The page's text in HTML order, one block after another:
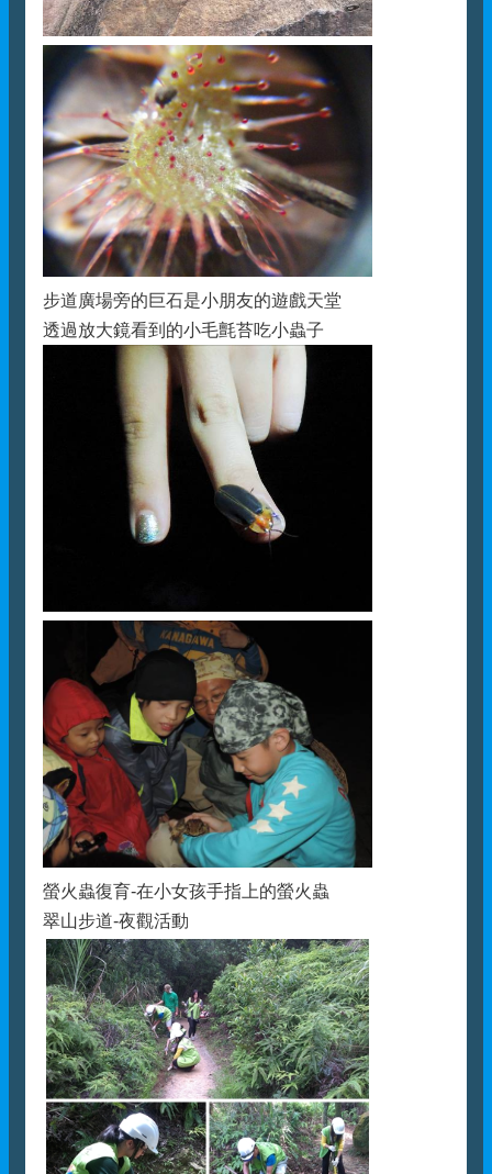
步道廣場旁的巨石是小朋友的遊戲天堂
透過放大鏡看到的小毛氈苔吃小蟲子
螢火蟲復育-在小女孩手指上的螢火蟲
翠山步道-夜觀活動